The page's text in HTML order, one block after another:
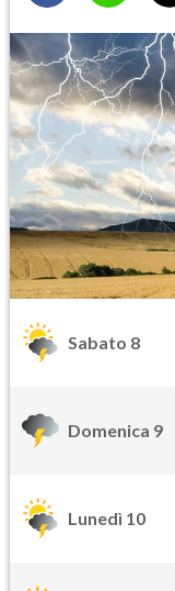
Sabato 8
Domenica 9
Lunedì 10